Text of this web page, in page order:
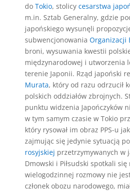
do Tokio, stolicy cesarstwa
m.in. Sztab Generalny, gdzie
japońskiego wysunęli
subwencjonowania Organizacji
broni, wysuwania kwestii
międzynarodowej i utworzenia
terenie Japonii. Rząd japoński
Murata, który od razu odrzucił
polskich oddziałów zbrojnych.
punktu widzenia Japończyków
w tym samym czasie w Tokio
który rysował im obraz PPS-u
zajmując się jedynie sytuacją
rosyjskiej przetrzymywanych w
Dmowski i Piłsudski spotkali
wielogodzinnej rozmowy nie
członek obozu narodowego,